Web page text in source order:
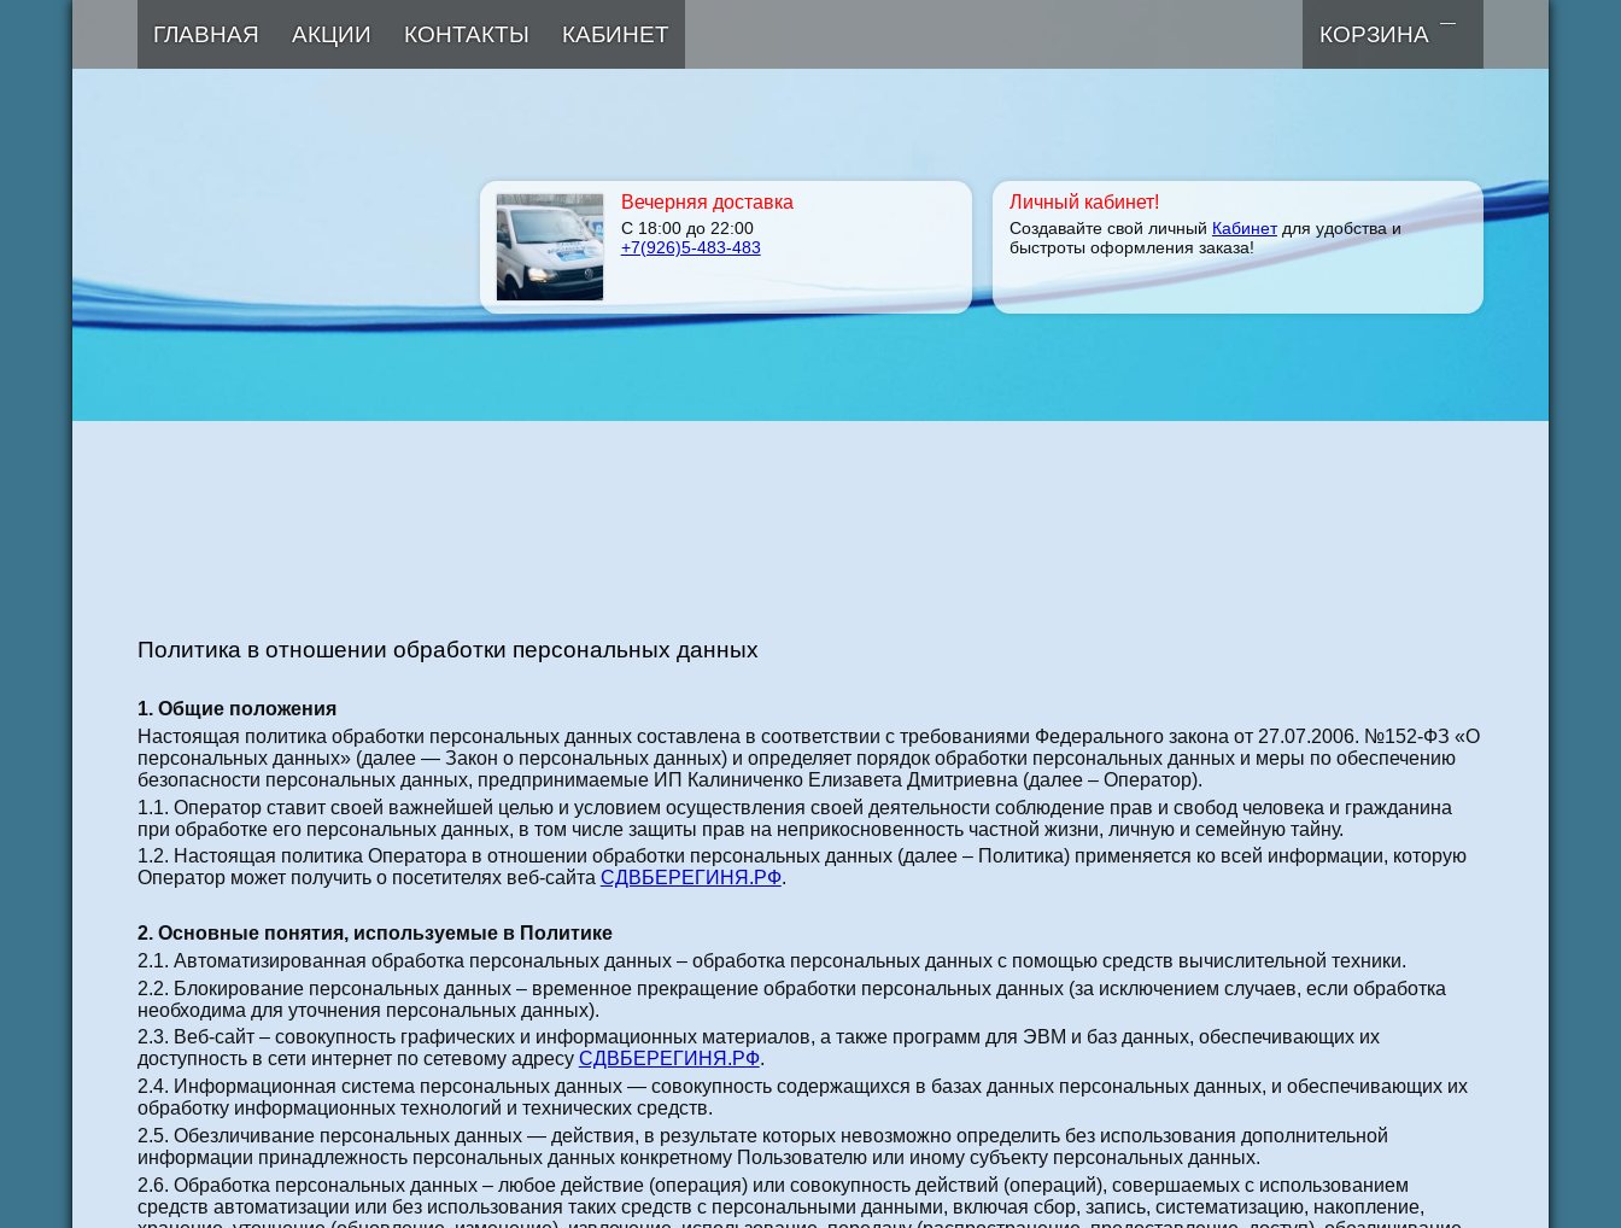
ГЛАВНАЯ АКЦИИ КОНТАКТЫ КАБИНЕТ КОРЗИНА —
Вечерняя доставка
С 18:00 до 22:00
+7(926)5-483-483
Личный кабинет!
Создавайте свой личный Кабинетдля удобства и
быстроты оформления заказа!
Политика в отношении обработки персональных данных
1. Общие положения
Настоящая политика обработки персональных данных составлена в соответствии с требованиями Федерального закона от 27.07.2006. №152-ФЗ «О
персональных данных» (далее — Закон о персональных данных) и определяет порядок обработки персональных данных и меры по обеспечению
безопасности персональных данных, предпринимаемые ИП Калиниченко Елизавета Дмитриевна (далее – Оператор).
1.1. Оператор ставит своей важнейшей целью и условием осуществления своей деятельности соблюдение прав и свобод человека и гражданина
при обработке его персональных данных, в том числе защиты прав на неприкосновенность частной жизни, личную и семейную тайну.
1.2. Настоящая политика Оператора в отношении обработки персональных данных (далее – Политика) применяется ко всей информации, которую
Оператор может получить о посетителях веб-сайта СДВБЕРЕГИНЯ.РФ.
2. Основные понятия, используемые в Политике
2.1. Автоматизированная обработка персональных данных – обработка персональных данных с помощью средств вычислительной техники.
2.2. Блокирование персональных данных – временное прекращение обработки персональных данных (за исключением случаев, если обработка
необходима для уточнения персональных данных).
2.3. Веб-сайт – совокупность графических и информационных материалов, а также программ для ЭВМ и баз данных, обеспечивающих их
доступность в сети интернет по сетевому адресу СДВБЕРЕГИНЯ.РФ.
2.4. Информационная система персональных данных — совокупность содержащихся в базах данных персональных данных, и обеспечивающих их
обработку информационных технологий и технических средств.
2.5. Обезличивание персональных данных — действия, в результате которых невозможно определить без использования дополнительной
информации принадлежность персональных данных конкретному Пользователю или иному субъекту персональных данных.
2.6. Обработка персональных данных – любое действие (операция) или совокупность действий (операций), совершаемых с использованием
средств автоматизации или без использования таких средств с персональными данными, включая сбор, запись, систематизацию, накопление,